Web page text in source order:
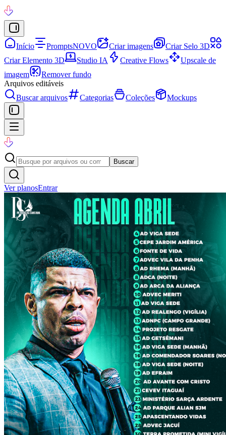
Início PromptsNOVO Criar imagens
Criar Selo 3D
Criar Elemento 3D
Studio IA Creative Flows
Upscale de
imagem
Remover fundo
Arquivos editáveis
Buscar arquivos
Categorias Coleções Mockups
Buscar
Ver planosEntrar